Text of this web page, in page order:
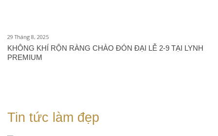
29 Tháng 8, 2025
KHÔNG KHÍ RỘN RÀNG CHÀO ĐÓN ĐẠI LỄ 2-9 TẠI LYNH
PREMIUM
Tin tức làm đẹp